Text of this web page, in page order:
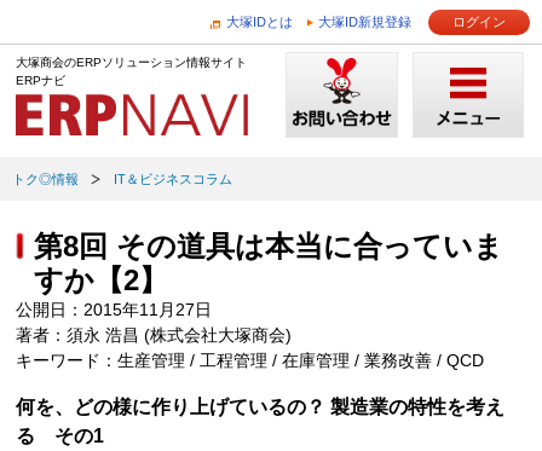
大塚IDとは 大塚ID新規登録 ログイン
大塚商会のERPソリューション情報サイト
ERPナビ
トク◎情報 IT＆ビジネスコラム
第8回 その道具は本当に合っていま
すか【2】
公開日：2015年11月27日
著者：須永 浩昌 (株式会社大塚商会)
キーワード：生産管理 / 工程管理 / 在庫管理 / 業務改善 / QCD
何を、どの様に作り上げているの？ 製造業の特性を考え
る その1